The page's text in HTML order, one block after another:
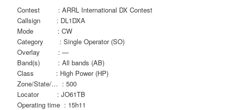
Contest : ARRL International DX Contest
Callsign : DL1DXA
Mode : CW
Category : Single Operator (SO)
Overlay : —
Band(s) : All bands (AB)
Class : High Power (HP)
Zone/State/… : 500
Locator : JO61TB
Operating time : 15h11